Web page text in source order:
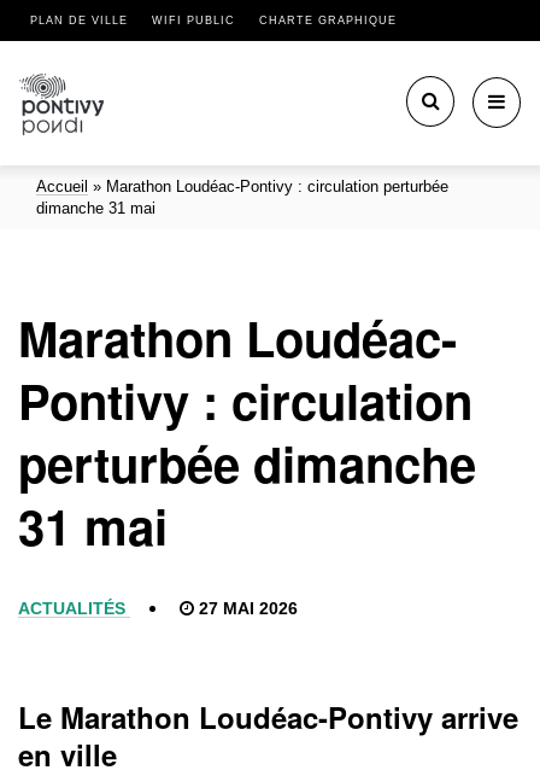
PLAN DE VILLE WIFI PUBLIC CHARTE GRAPHIQUE
Accueil » Marathon Loudéac-Pontivy : circulation perturbée
dimanche 31 mai
Marathon Loudéac-
Pontivy : circulation
perturbée dimanche
31 mai
ACTUALITÉS 27 MAI 2026
Le Marathon Loudéac-Pontivy arrive
en ville